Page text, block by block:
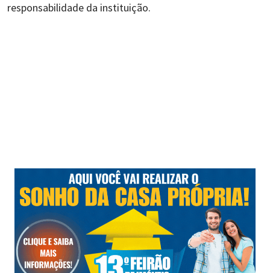
responsabilidade da instituição.